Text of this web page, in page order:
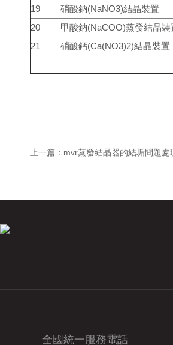
19
硝酸鈉(NaNO3)結晶裝置
20
甲酸鈉(NaCOO)蒸發結晶裝
21
硝酸鈣(Ca(NO3)2)結晶裝置
上一篇： mvr蒸發結晶器的結垢問題處
全國統一服務電話